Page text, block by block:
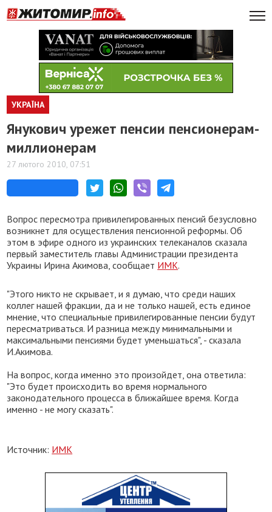
УКРАЇНА
Янукович урежет пенсии пенсионерам-
миллионерам
27 лютого 2010, 07:51
Вопрос пересмотра привилегированных пенсий безусловно
возникнет для осуществления пенсионной реформы. Об
этом в эфире одного из украинских телеканалов сказала
первый заместитель главы Администрации президента
Украины Ирина Акимова, сообщает ИМК.
"Этого никто не скрывает, и я думаю, что среди наших
коллег нашей фракции, да и не только нашей, есть единое
мнение, что специальные привилегированные пенсии будут
пересматриваться. И разница между минимальными и
максимальными пенсиями будет уменьшаться", - сказала
И.Акимова.
На вопрос, когда именно это произойдет, она ответила:
"Это будет происходить во время нормального
законодательного процесса в ближайшее время. Когда
именно - не могу сказать".
Источник: ИМК